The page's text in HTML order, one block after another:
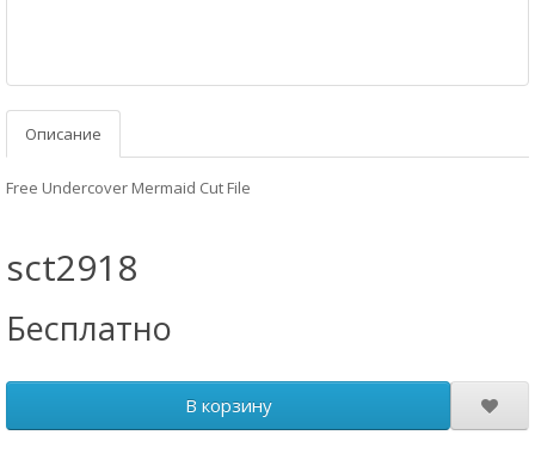
Описание
Free Undercover Mermaid Cut File
sct2918
Бесплатно
В корзину